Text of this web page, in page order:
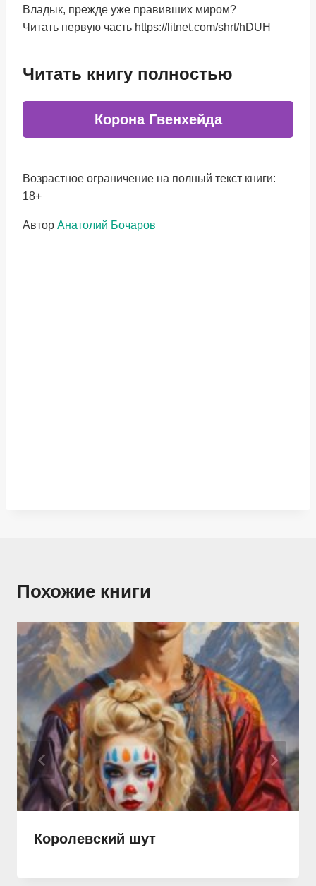
Владык, прежде уже правивших миром?
Читать первую часть https://litnet.com/shrt/hDUH
Читать книгу полностью
Корона Гвенхейда
Возрастное ограничение на полный текст книги:
18+
Метки
Автор Анатолий Бочаров
Похожие книги
Королевский шут